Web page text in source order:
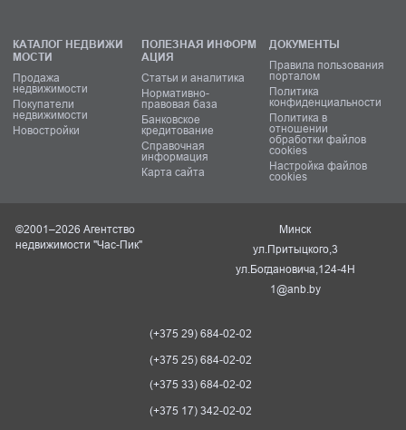
КАТАЛОГ НЕДВИЖИ
МОСТИ
Продажа
недвижимости
Покупатели
недвижимости
Новостройки
ПОЛЕЗНАЯ ИНФОРМ
АЦИЯ
Статьи и аналитика
Нормативно-
правовая база
Банковское
кредитование
Справочная
информация
Карта сайта
ДОКУМЕНТЫ
Правила пользования
порталом
Политика
конфиденциальности
Политика в
отношении
обработки файлов
cookies
Настройка файлов
cookies
©2001–2026 Агентство
недвижимости "Час-Пик"
Минск
ул.Притыцкого,3
ул.Богдановича,124-4Н
1@anb.by
(+375 29) 684-02-02
(+375 25) 684-02-02
(+375 33) 684-02-02
(+375 17) 342-02-02